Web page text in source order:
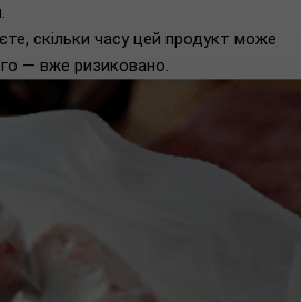
скільки часу цей продукт може
— вже ризиковано.